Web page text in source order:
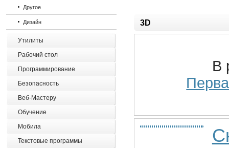
Другое
Дизайн
Утилиты
Рабочий стол
Программирование
Безопасность
Веб-Мастеру
Обучение
Мобила
Текстовые программы
3D
В